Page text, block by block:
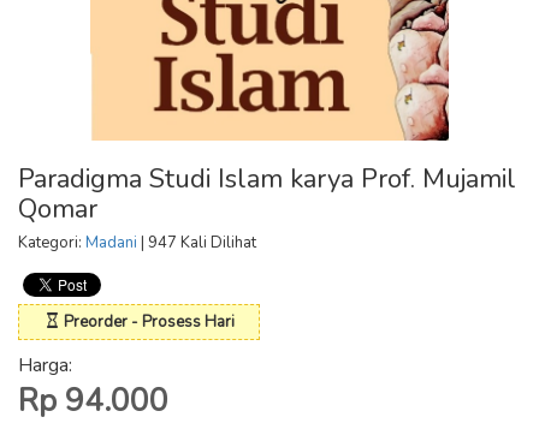
Paradigma Studi Islam karya Prof. Mujamil
Qomar
Kategori: Madani | 947 Kali Dilihat
Preorder - Prosess Hari
Harga:
Rp 94.000